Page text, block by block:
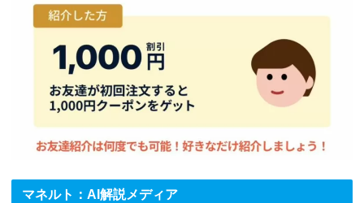
マネルト：AI解説メディア